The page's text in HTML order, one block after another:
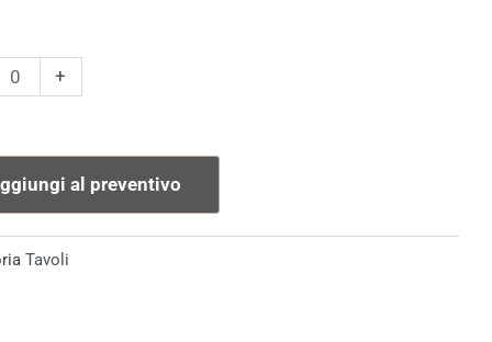
+
al preventivo
Tavoli